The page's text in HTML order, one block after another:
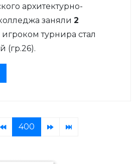
архитектурно-
заняли 2
турнира стал
(гр.26).
400